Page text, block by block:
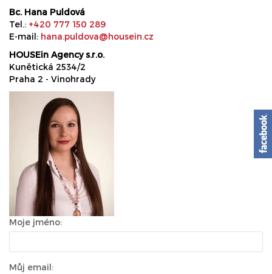
Bc. Hana Puldová
Tel.: +420 777 150 289
E-mail: hana.puldova@housein.cz
HOUSEin Agency s.r.o.
Kunětická 2534/2
Praha 2 - Vinohrady
Moje jméno:
Můj email: